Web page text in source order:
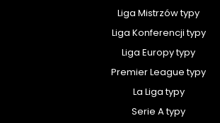
Liga Mistrzów typy
Liga Konferencji typy
Liga Europy typy
Premier League typy
La Liga typy
Serie A typy